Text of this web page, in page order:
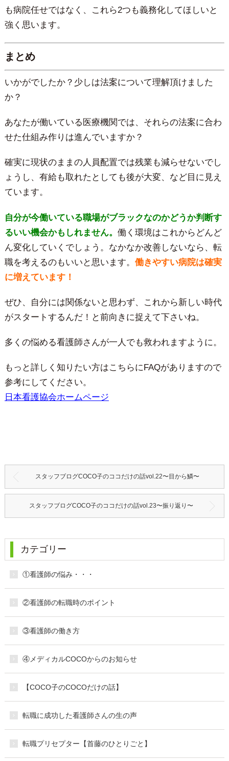
も病院任せではなく、これら2つも義務化してほしいと
強く思います。
まとめ
いかがでしたか？少しは法案について理解頂けました
か？
あなたが働いている医療機関では、それらの法案に合わ
せた仕組み作りは進んでいますか？
確実に現状のままの人員配置では残業も減らせないでし
ょうし、有給も取れたとしても後が大変、など目に見え
ています。
自分が今働いている職場がブラックなのかどうか判断す
るいい機会かもしれません。 働く環境はこれからどんど
ん変化していくでしょう。なかなか改善しないなら、転
職を考えるのもいいと思います。 働きやすい病院は確実
に増えています！
ぜひ、自分には関係ないと思わず、これから新しい時代
がスタートするんだ！と前向きに捉えて下さいね。
多くの悩める看護師さんが一人でも救われますように。
もっと詳しく知りたい方はこちらにFAQがありますので
参考にしてください。
日本看護協会ホームページ
スタッフブログCOCO子のココだけの話vol.22〜目から鱗〜
スタッフブログCOCO子のココだけの話vol.23〜振り返り〜
カテゴリー
①看護師の悩み・・・
②看護師の転職時のポイント
③看護師の働き方
④メディカルCOCOからのお知らせ
【COCO子のCOCOだけの話】
転職に成功した看護師さんの生の声
転職プリセプター【首藤のひとりごと】